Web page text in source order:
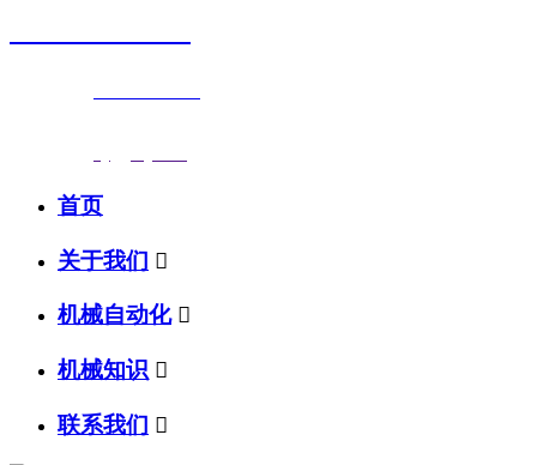
首页
关于我们 
机械自动化 
机械知识 
联系我们 